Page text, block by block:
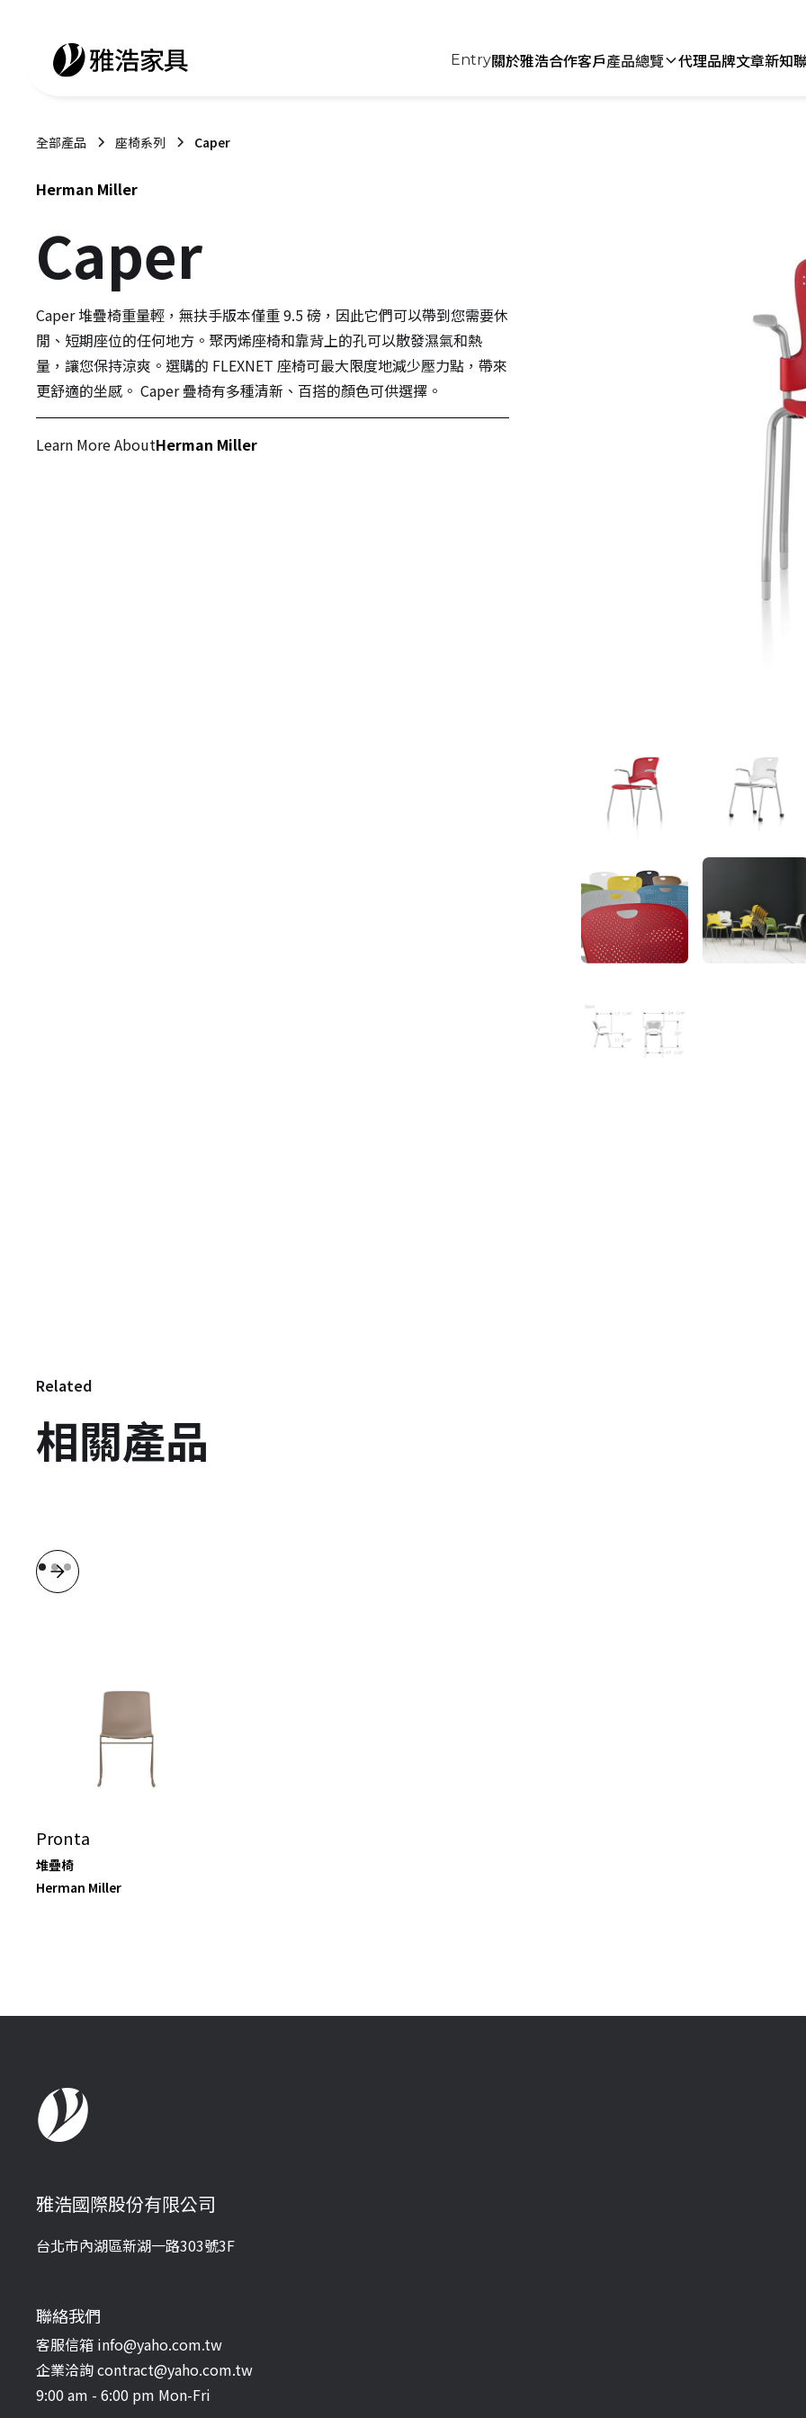
Entry關於雅浩合作客戶產品總覽 代理品牌文章新知
全部產品 座椅系列 Caper
Herman Miller
Caper
Caper 堆疊椅重量輕，無扶手版本僅重 9.5 磅，因此它們可以帶到您需要休
閒、短期座位的任何地方。聚丙烯座椅和靠背上的孔可以散發濕氣和熱
量，讓您保持涼爽。選購的 FLEXNET 座椅可最大限度地減少壓力點，帶來
更舒適的坐感。 Caper 疊椅有多種清新、百搭的顏色可供選擇。
Learn More AboutHerman Miller
Related
相關產品
Pronta
堆疊椅
Herman Miller
雅浩國際股份有限公司
台北市內湖區新湖一路303號3F
聯絡我們
客服信箱 info@yaho.com.tw
企業洽詢 contract@yaho.com.tw
9:00 am - 6:00 pm Mon-Fri